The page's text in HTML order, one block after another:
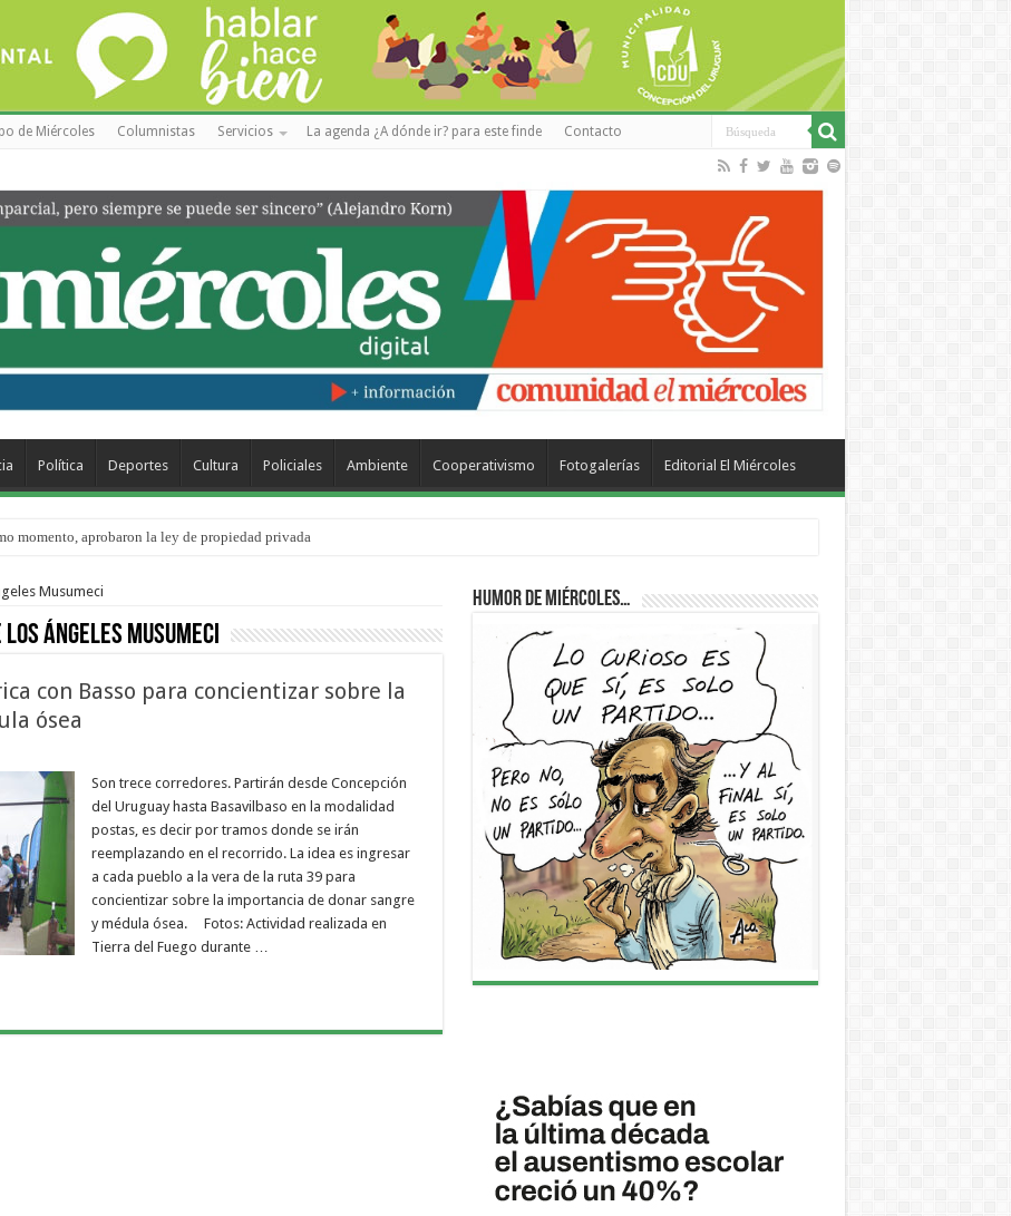
de Miércoles Columnistas Servicios La agenda ¿A dónde ir? para este finde Contacto
Política Deportes Cultura Policiales Ambiente Cooperativismo Fotogalerías Editorial El Miércoles
momento, aprobaron la ley de propiedad privada
9 de agosto: la agenda ¿A dónde ir? para este finde
Musumeci
Ángeles Musumeci
con Basso para concientizar sobre la
ósea
Son trece corredores. Partirán desde Concepción
del Uruguay hasta Basavilbaso en la modalidad
postas, es decir por tramos donde se irán
reemplazando en el recorrido. La idea es ingresar
a cada pueblo a la vera de la ruta 39 para
concientizar sobre la importancia de donar sangre
y médula ósea. Fotos: Actividad realizada en
Tierra del Fuego durante …
Humor de Miércoles…